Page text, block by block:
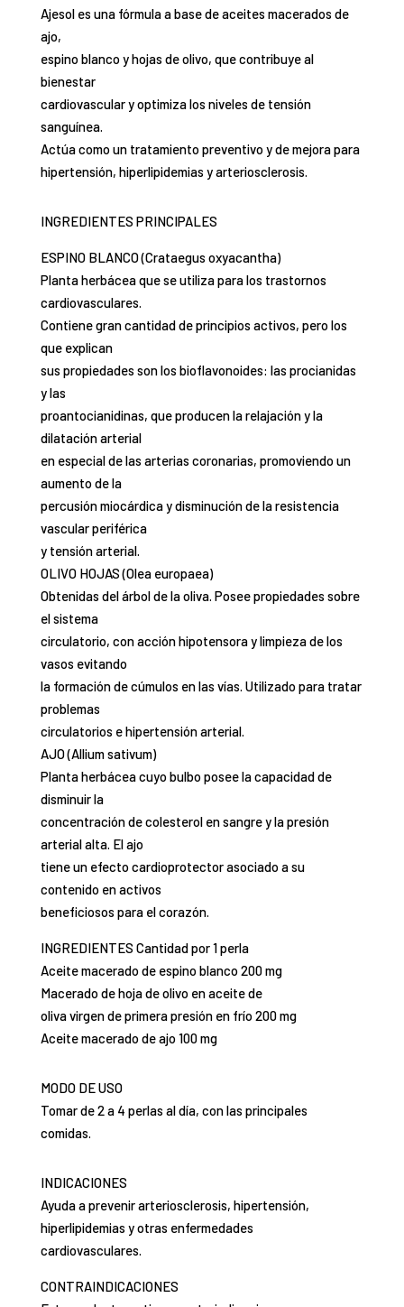
Ajesol es una fórmula a base de aceites macerados de
ajo,
espino blanco y hojas de olivo, que contribuye al
bienestar
cardiovascular y optimiza los niveles de tensión
sanguínea.
Actúa como un tratamiento preventivo y de mejora para
hipertensión, hiperlipidemias y arteriosclerosis.
INGREDIENTES PRINCIPALES
ESPINO BLANCO (Crataegus oxyacantha)
Planta herbácea que se utiliza para los trastornos
cardiovasculares.
Contiene gran cantidad de principios activos, pero los
que explican
sus propiedades son los bioflavonoides: las procianidas
y las
proantocianidinas, que producen la relajación y la
dilatación arterial
en especial de las arterias coronarias, promoviendo un
aumento de la
percusión miocárdica y disminución de la resistencia
vascular periférica
y tensión arterial.
OLIVO HOJAS (Olea europaea)
Obtenidas del árbol de la oliva. Posee propiedades sobre
el sistema
circulatorio, con acción hipotensora y limpieza de los
vasos evitando
la formación de cúmulos en las vías. Utilizado para tratar
problemas
circulatorios e hipertensión arterial.
AJO (Allium sativum)
Planta herbácea cuyo bulbo posee la capacidad de
disminuir la
concentración de colesterol en sangre y la presión
arterial alta. El ajo
tiene un efecto cardioprotector asociado a su
contenido en activos
beneficiosos para el corazón.
INGREDIENTES Cantidad por 1 perla
Aceite macerado de espino blanco 200 mg
Macerado de hoja de olivo en aceite de
oliva virgen de primera presión en frío 200 mg
Aceite macerado de ajo 100 mg
MODO DE USO
Tomar de 2 a 4 perlas al día, con las principales
comidas.
INDICACIONES
Ayuda a prevenir arteriosclerosis, hipertensión,
hiperlipidemias y otras enfermedades
cardiovasculares.
CONTRAINDICACIONES